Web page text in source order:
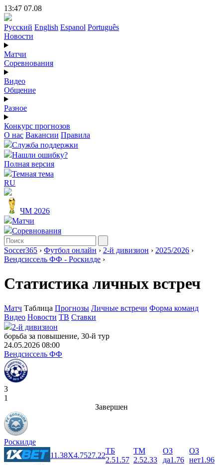
13:47 07.08
Русский English Espanol Português
Новости
Матчи
Соревнования
Видео
Общение
Разное
Конкурс прогнозов
О нас Вакансии Правила
Служба поддержки
Нашли ошибку?
Полная версия
Темная тема
RU
ЧМ 2026
Матчи
Соревнования
Soccer365 › Футбол онлайн › 2-й дивизион › 2025/2026 ›
Вендсиссель ФФ - Роскилде ›
Статистика личных встреч
Матч Таблица Прогнозы Личные встречи Форма команд
Видео Новости ТВ Ставки
2-й дивизион
борьба за повышение, 30-й тур
24.05.2026 08:00
Вендсиссель ФФ
3
1
Завершен
Роскилде
11.38X4.7527.22
ТБ
2.51.57
ТМ
2.52.33
ОЗ
да1.76
ОЗ
нет1.96